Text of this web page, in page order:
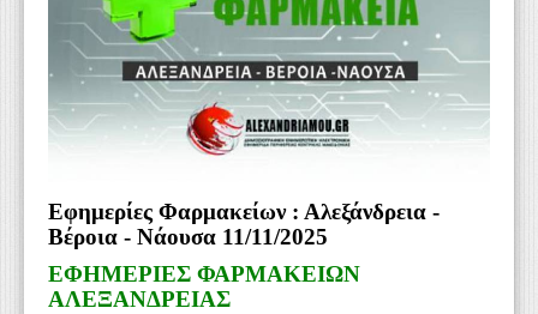
Εφημερίες Φαρμακείων : Αλεξάνδρεια -
Βέροια - Νάουσα 11/11/2025
ΕΦΗΜΕΡΙΕΣ ΦΑΡΜΑΚΕΙΩΝ
ΑΛΕΞΑΝΔΡΕΙΑΣ